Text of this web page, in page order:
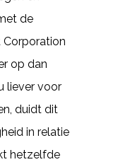
de
op dan
liever voor
duidt dit
in relatie
hetzelfde